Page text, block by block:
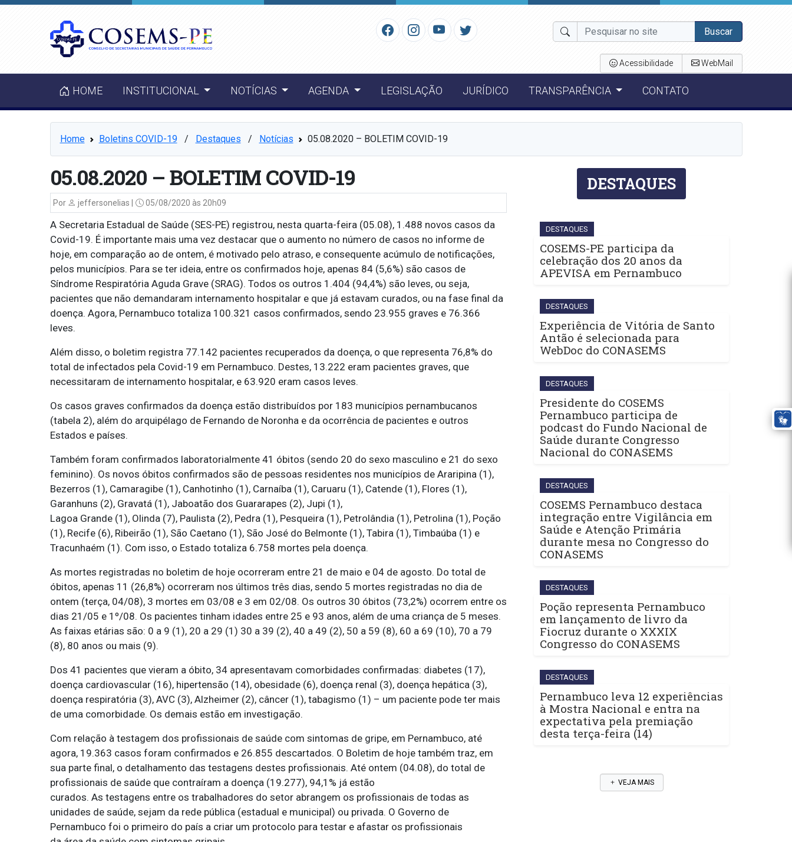
Buscar
Acessibilidade WebMail
HOME INSTITUCIONAL NOTÍCIAS AGENDA LEGISLAÇÃO JURÍDICO TRANSPARÊNCIA CONTATO
Home Boletins COVID-19⠀/⠀ Destaques ⠀/⠀ Notícias 05.08.2020 – BOLETIM COVID-19
05.08.2020 – BOLETIM COVID-19
Por jeffersonelias | 05/08/2020 às 20h09
A Secretaria Estadual de Saúde (SES-PE) registrou, nesta quarta-feira (05.08), 1.488 novos casos da
Covid-19. É importante mais uma vez destacar que o aumento no número de casos no informe de
hoje, em comparação ao de ontem, é motivado pelo atraso, e consequente acúmulo de notificações,
pelos municípios. Para se ter ideia, entre os confirmados hoje, apenas 84 (5,6%) são casos de
Síndrome Respiratória Aguda Grave (SRAG). Todos os outros 1.404 (94,4%) são leves, ou seja,
pacientes que não demandaram internamento hospitalar e que já estavam curados, ou na fase final da
doença. Agora, Pernambuco totaliza 100.321 casos confirmados, sendo 23.955 graves e 76.366
leves.
Além disso, o boletim registra 77.142 pacientes recuperados da doença, o que representa 76,8% do
total de infectados pela Covid-19 em Pernambuco. Destes, 13.222 eram pacientes graves, que
necessitaram de internamento hospitalar, e 63.920 eram casos leves.
Os casos graves confirmados da doença estão distribuídos por 183 municípios pernambucanos
(tabela 2), além do arquipélago de Fernando de Noronha e da ocorrência de pacientes e outros
Estados e países.
Também foram confirmados laboratorialmente 41 óbitos (sendo 20 do sexo masculino e 21 do sexo
feminino). Os novos óbitos confirmados são de pessoas residentes nos municípios de Araripina (1),
Bezerros (1), Camaragibe (1), Canhotinho (1), Carnaíba (1), Caruaru (1), Catende (1), Flores (1),
Garanhuns (2), Gravatá (1), Jaboatão dos Guararapes (2), Jupi (1),
Lagoa Grande (1), Olinda (7), Paulista (2), Pedra (1), Pesqueira (1), Petrolândia (1), Petrolina (1), Poção
(1), Recife (6), Ribeirão (1), São Caetano (1), São José do Belmonte (1), Tabira (1), Timbaúba (1) e
Tracunhaém (1). Com isso, o Estado totaliza 6.758 mortes pela doença.
As mortes registradas no boletim de hoje ocorreram entre 21 de maio e 04 de agosto. Do total de
óbitos, apenas 11 (26,8%) ocorreram nos últimos três dias, sendo 5 mortes registradas no dia de
ontem (terça, 04/08), 3 mortes em 03/08 e 3 em 02/08. Os outros 30 óbitos (73,2%) ocorrem entre os
dias 21/05 e 1º/08. Os pacientes tinham idades entre 25 e 93 anos, além de uma criança de 5 meses.
As faixas etárias são: 0 a 9 (1), 20 a 29 (1) 30 a 39 (2), 40 a 49 (2), 50 a 59 (8), 60 a 69 (10), 70 a 79
(8), 80 anos ou mais (9).
Dos 41 pacientes que vieram a óbito, 34 apresentavam comorbidades confirmadas: diabetes (17),
doença cardiovascular (16), hipertensão (14), obesidade (6), doença renal (3), doença hepática (3),
doença respiratória (3), AVC (3), Alzheimer (2), câncer (1), tabagismo (1) – um paciente pode ter mais
de uma comorbidade. Os demais estão em investigação.
Com relação à testagem dos profissionais de saúde com sintomas de gripe, em Pernambuco, até
agora, 19.363 casos foram confirmados e 26.855 descartados. O Boletim de hoje também traz, em
sua parte final, o detalhamento das testagens destes profissionais. Até ontem (04.08), do total de
profissionais de saúde que contraíram a doença (19.277), 94,1% já estão
curados. As testagens entre os trabalhadores do setor abrangem os profissionais de todas as
unidades de saúde, sejam da rede pública (estadual e municipal) ou privada. O Governo de
Pernambuco foi o primeiro do país a criar um protocolo para testar e afastar os profissionais
DESTAQUES
DESTAQUES
COSEMS-PE participa da
celebração dos 20 anos da
APEVISA em Pernambuco
DESTAQUES
Experiência de Vitória de Santo
Antão é selecionada para
WebDoc do CONASEMS
DESTAQUES
Presidente do COSEMS
Pernambuco participa de
podcast do Fundo Nacional de
Saúde durante Congresso
Nacional do CONASEMS
DESTAQUES
COSEMS Pernambuco destaca
integração entre Vigilância em
Saúde e Atenção Primária
durante mesa no Congresso do
CONASEMS
DESTAQUES
Poção representa Pernambuco
em lançamento de livro da
Fiocruz durante o XXXIX
Congresso do CONASEMS
DESTAQUES
Pernambuco leva 12 experiências
à Mostra Nacional e entra na
expectativa pela premiação
desta terça-feira (14)
VEJA MAIS